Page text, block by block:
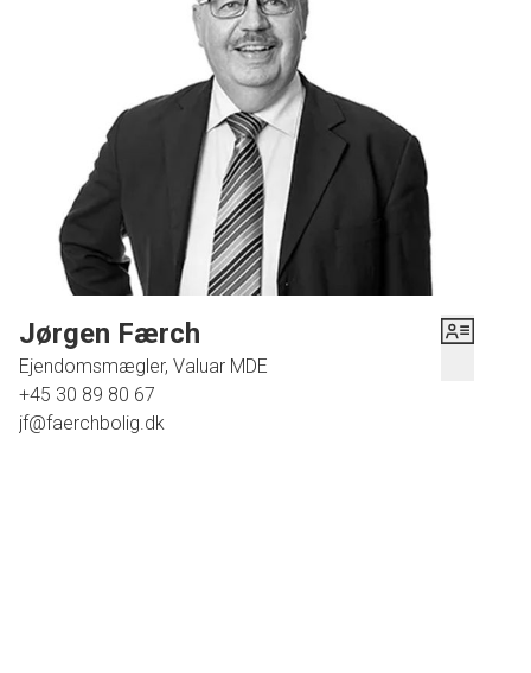
der masser af opbevaringsplads og rig mulighed for at indrette dig efter dine behov og
interesser. Kælderen har tilmed selvstændig indgang.
Til ejendommen hører en stor have med fuldvoksne træer og beplantning samt flere
terrasser, hvorfra du kan nyde haven og grillsæsonen.
Med denne bolig er der altså tale om en villa med god, luftig rumfordeling og plads til
hele familien. Ude såvel som inde er der rum til store armbevægelser. Desuden bliver du
en del af et hyggeligt lokalsamfund med kort afstand til skole, institution, naturområder,
idrætsfaciliteter og indkøb samt busterminal og motorvejsnetværk.
Jørgen Færch
Ejendomsmægler, Valuar MDE
+45 30 89 80 67
jf@faerchbolig.dk